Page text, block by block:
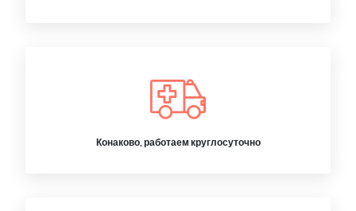
Конаково, работаем круглосуточно